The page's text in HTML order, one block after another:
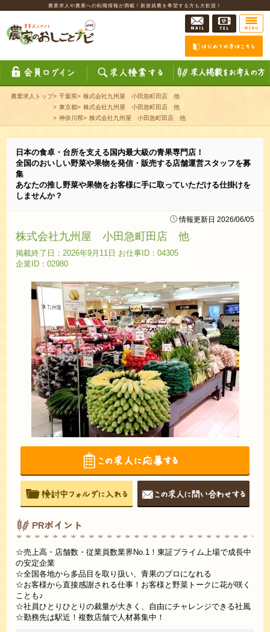
農業求人や農業への転職情報が満載！新規就農を希望する方も大歓迎！
農業求人トップ> 千葉県> 株式会社九州屋 小田急町田店 他
> 東京都> 株式会社九州屋 小田急町田店 他
> 神奈川県> 株式会社九州屋 小田急町田店 他
日本の食卓・台所を支える国内最大級の青果専門店！
全国のおいしい野菜や果物を発信・販売する店舗運営スタッフを募
集
あなたの推し野菜や果物をお客様に手に取っていただける仕掛けを
しませんか？
情報更新日 2026/06/05
株式会社九州屋 小田急町田店 他
掲載終了日：2026年9月11日 お仕事ID：04305
企業ID：02980
PRポイント
☆売上高・店舗数・従業員数業界No.1！東証プライム上場で成長中
の安定企業
☆全国各地から多品目を取り扱い、青果のプロになれる
☆お客様から直接感謝される仕事！お客様と野菜トークに花が咲く
ことも♪
☆社員ひとりひとりの裁量が大きく、自由にチャレンジできる社風
☆勤務先は駅近！複数店舗で人材募集中！